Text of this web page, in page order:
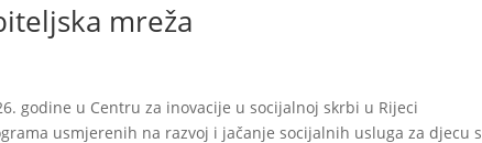
mreža
godine u Centru za inovacije u socijalnoj skrbi u Rijeci
usmjerenih na razvoj i jačanje socijalnih usluga za djecu s